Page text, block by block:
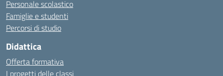
Personale scolastico
Famiglie e studenti
Percorsi di studio
Didattica
Offerta formativa
I progetti delle classi